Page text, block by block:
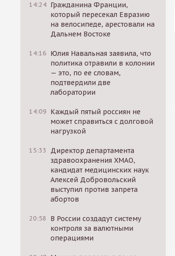
14:24 Гражданина Франции,
который пересекал Евразию
на велосипеде, арестовали на
Дальнем Востоке
14:16 Юлия Навальная заявила, что
политика отравили в колонии
— это, по ее словам,
подтвердили две
лаборатории
14:09 Каждый пятый россиян не
может справиться с долговой
нагрузкой
15:33
Директор департамента
здравоохранения ХМАО,
кандидат медицинских наук
Алексей Добровольский
выступил против запрета
абортов
20:58
В России создадут систему
контроля за валютными
операциями